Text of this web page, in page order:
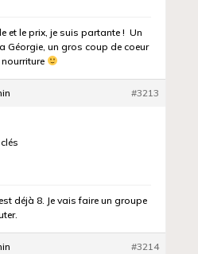
et le prix, je suis partante ! Un
Géorgie, un gros coup de coeur
#3213
déjà 8. Je vais faire un groupe
#3214